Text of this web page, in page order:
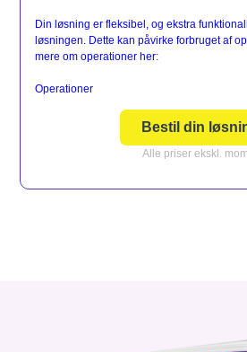
Din løsning er fleksibel, og ekstra
løsningen. Dette kan påvirke forbruget af
mere om operationer her:
Operationer
Bestil din
Alle priser ekskl.